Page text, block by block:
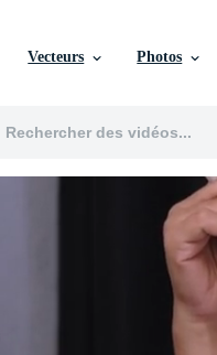
Vecteurs Photos